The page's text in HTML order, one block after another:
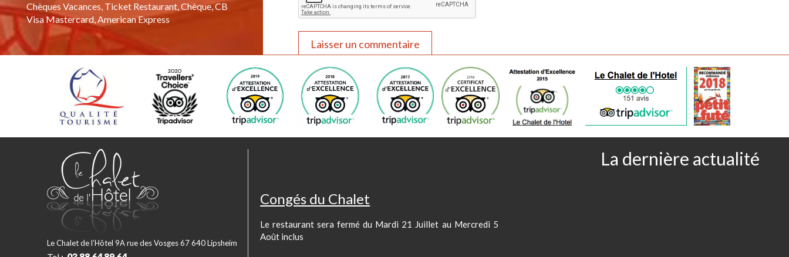
Chèques Vacances, Ticket Restaurant, Chèque, CB
Visa Mastercard, American Express
Le Chalet de l’Hôtel 9A rue des Vosges 67 640 Lipsheim
La dernière actualité
Congés du Chalet
Le restaurant sera fermé du Mardi 21 Juillet au Mercredi 5
Août inclus